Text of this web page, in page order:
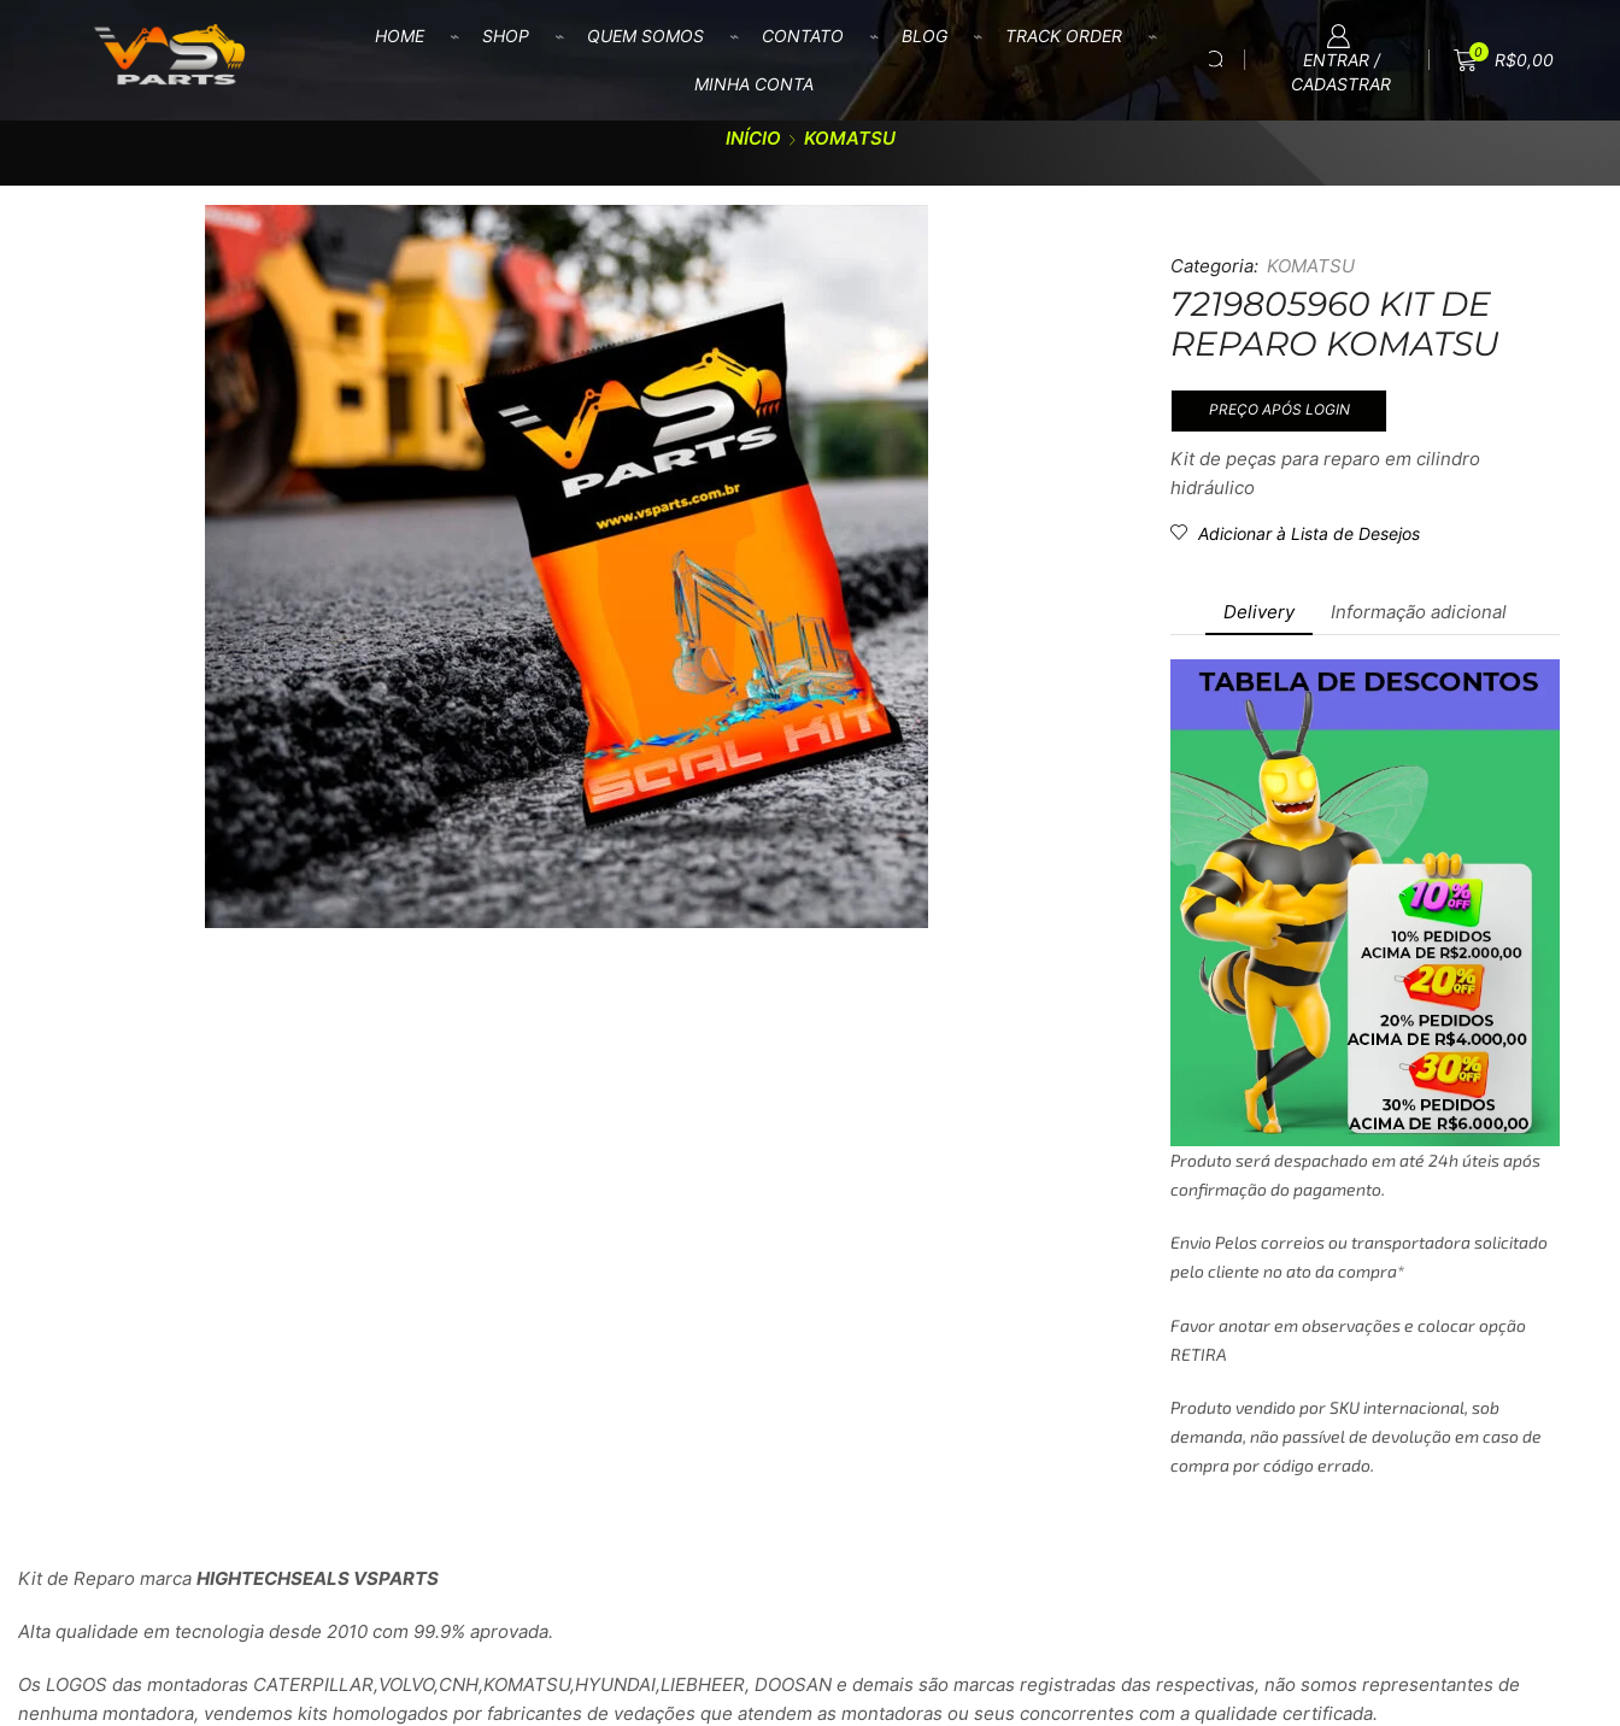
HOME SHOP QUEM SOMOS CONTATO BLOG TRACK ORDER
MINHA CONTA
ENTRAR /
CADASTRAR
0 R$0,00
INÍCIO KOMATSU
Categoria: KOMATSU
7219805960 KIT DE
REPARO KOMATSU
PREÇO APÓS LOGIN
Kit de peças para reparo em cilindro
hidráulico
Adicionar à Lista de Desejos
Delivery Informação adicional
Produto será despachado em até 24h úteis após
confirmação do pagamento.
Envio Pelos correios ou transportadora solicitado
pelo cliente no ato da compra*
Favor anotar em observações e colocar opção
RETIRA
Produto vendido por SKU internacional, sob
demanda, não passível de devolução em caso de
compra por código errado.
Kit de Reparo marca HIGHTECHSEALS VSPARTS
Alta qualidade em tecnologia desde 2010 com 99.9% aprovada.
Os LOGOS das montadoras CATERPILLAR,VOLVO,CNH,KOMATSU,HYUNDAI,LIEBHEER, DOOSAN e demais são marcas registradas das respectivas, não somos representantes de
nenhuma montadora, vendemos kits homologados por fabricantes de vedações que atendem as montadoras ou seus concorrentes com a qualidade certificada.